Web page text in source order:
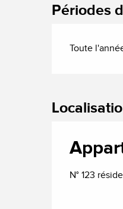
Périodes
Toute
N° 123